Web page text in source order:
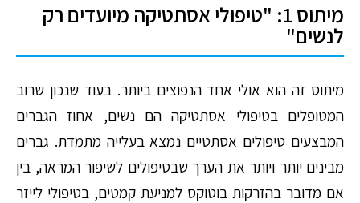
מיתוס 1: "טיפולי אסתטיקה מיועדים רק
לנשים"
מיתוס זה הוא אולי אחד הנפוצים ביותר. בעוד שנכון שרוב
המטופלים בטיפולי אסתטיקה הם נשים, אחוז הגברים
המבצעים טיפולים אסתטיים נמצא בעלייה מתמדת. גברים
מבינים יותר ויותר את הערך שבטיפולים לשיפור המראה, בין
אם מדובר בהזרקות בוטוקס למניעת קמטים, בטיפולי לייזר